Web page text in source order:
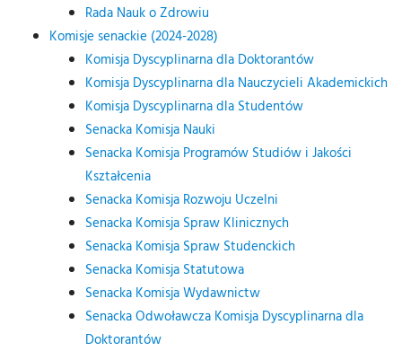
Rada Nauk o Zdrowiu
Komisje senackie (2024-2028)
Komisja Dyscyplinarna dla Doktorantów
Komisja Dyscyplinarna dla Nauczycieli Akademickich
Komisja Dyscyplinarna dla Studentów
Senacka Komisja Nauki
Senacka Komisja Programów Studiów i Jakości
Kształcenia
Senacka Komisja Rozwoju Uczelni
Senacka Komisja Spraw Klinicznych
Senacka Komisja Spraw Studenckich
Senacka Komisja Statutowa
Senacka Komisja Wydawnictw
Senacka Odwoławcza Komisja Dyscyplinarna dla
Doktorantów